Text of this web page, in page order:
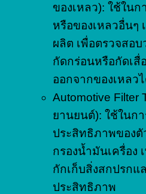
ของเหลว): ใช้ใน
หรือของเหลวอื่นๆ
ผลิต เพื่อตรวจสอบ
กัดกร่อนหรือกัดเสื่
ออกจากของเหลว
Automotive Filter
ยานยนต์): ใช้ในก
ประสิทธิภาพของตั
กรองน้ำมันเครื่อง
กักเก็บสิ่งสกปรกแ
ประสิทธิภาพ